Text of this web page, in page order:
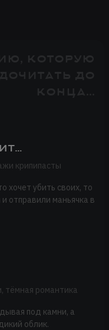
крипипасты
убить своих, то
отправили маньячка в
тёмная романтика
под камни, а
облик.